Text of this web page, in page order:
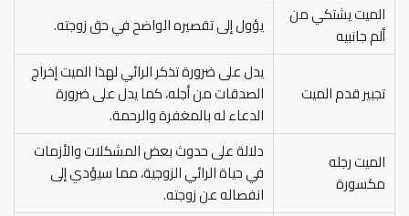
الميت يشتكي من
ألم جانبيه
يؤول إلى تقصيره الواضح في حق زوجته.
تجبير قدم الميت
يدل على ضرورة تذكر الرائي لهذا الميت إخراج
الصدقات من أجله، كما يدل على ضرورة
الدعاء له بالمغفرة والرحمة.
الميت رجله
مكسورة
دلالة على حدوث بعض المشكلات والأزمات
في حياة الرائي الزوجية، مما سيؤدي إلى
انفصاله عن زوجته.